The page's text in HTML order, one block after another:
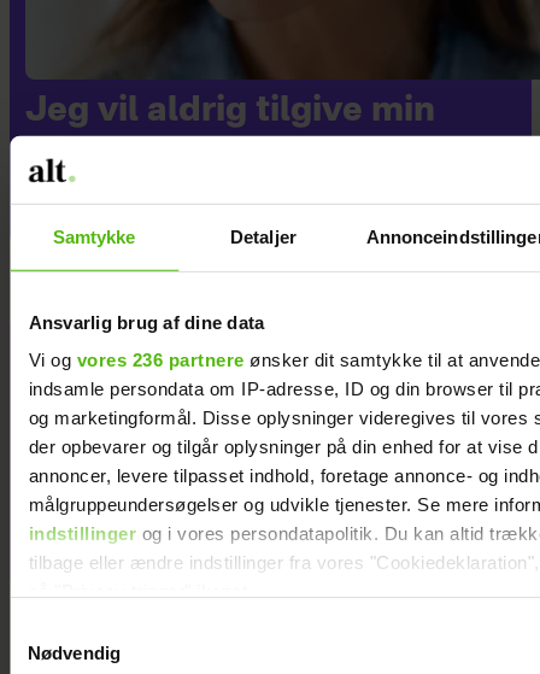
Samtykke Detaljer
Ansvarlig brug af dine data
Vi og vores 236 partnere ønsker dit samtykke til at
indsamle persondata om IP-adresse, ID og din browser til
og marketingformål. Disse oplysninger videregives til vores
der opbevarer og tilgår oplysninger på din enhed for at vise
annoncer, levere tilpasset indhold, foretage annonce- og
målgruppeundersøgelser og udvikle tjenester. Se mere
indstillingerog i vores persondatapolitik. Du kan altid
tilbage eller ændre indstillinger fra vores
Dine valg anvendes på hele websitet.
Nødvendig
Jeg vil aldrig tilgive min
eksmand for det, han
gjorde, efter jeg forlod ham
Hækl selv de
12 stjernetegn